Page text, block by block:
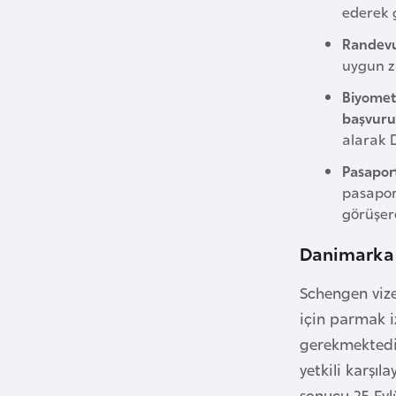
ederek
uygun
başvuru
alarak
Schengen
için parmak
yetkili